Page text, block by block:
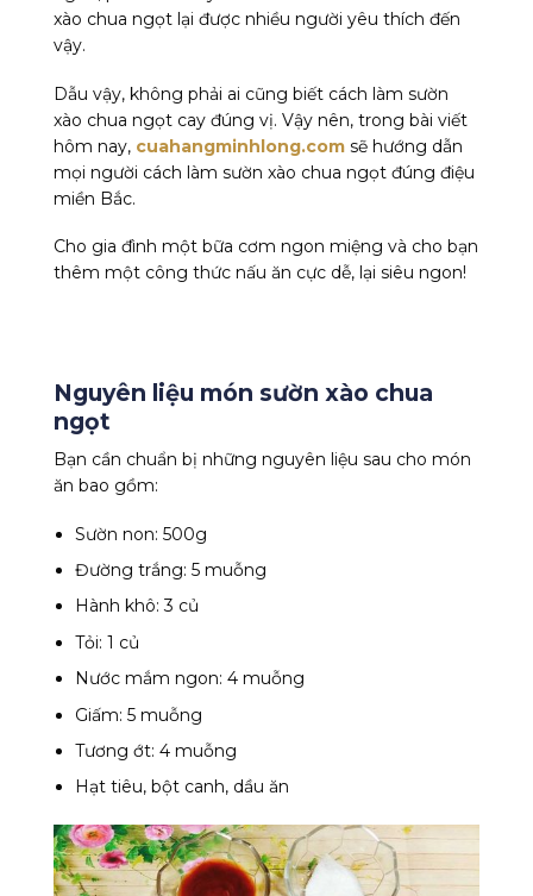
xào chua ngọt lại được nhiều người yêu thích đến
vậy.
Dẫu vậy, không phải ai cũng biết cách làm sườn
xào chua ngọt cay đúng vị. Vậy nên, trong bài viết
hôm nay, cuahangminhlong.com sẽ hướng dẫn
mọi người cách làm sườn xào chua ngọt đúng điệu
miền Bắc.
Cho gia đình một bữa cơm ngon miệng và cho bạn
thêm một công thức nấu ăn cực dễ, lại siêu ngon!
Nguyên liệu món sườn xào chua
ngọt
Bạn cần chuẩn bị những nguyên liệu sau cho món
ăn bao gồm:
Sườn non: 500g
Đường trắng: 5 muỗng
Hành khô: 3 củ
Tỏi: 1 củ
Nước mắm ngon: 4 muỗng
Giấm: 5 muỗng
Tương ớt: 4 muỗng
Hạt tiêu, bột canh, dầu ăn